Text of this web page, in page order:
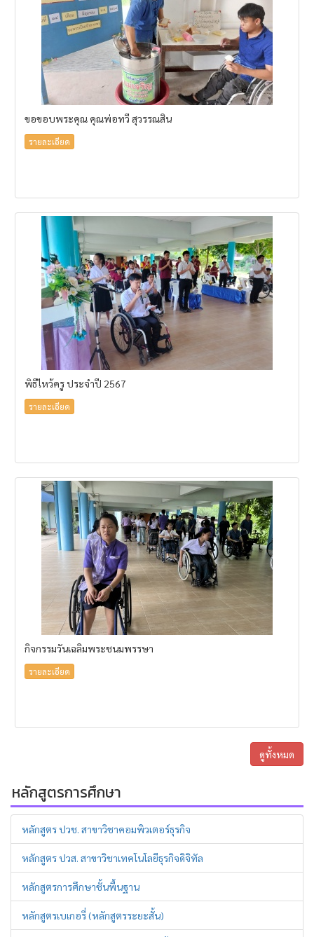
ขอขอบพระคุณ คุณพ่อทวี สุวรรณสิน
รายละเอียด
พิธีไหว้ครู ประจำปี 2567
รายละเอียด
กิจกรรมวันเฉลิมพระชนมพรรษา
รายละเอียด
ดูทั้งหมด
หลักสูตรการศึกษา
หลักสูตร ปวช. สาขาวิชาคอมพิวเตอร์ธุรกิจ
หลักสูตร ปวส. สาขาวิชาเทคโนโลยีธุรกิจดิจิทัล
หลักสูตรการศึกษาชั้นพื้นฐาน
หลักสูตรเบเกอรี่ (หลักสูตรระยะสั้น)